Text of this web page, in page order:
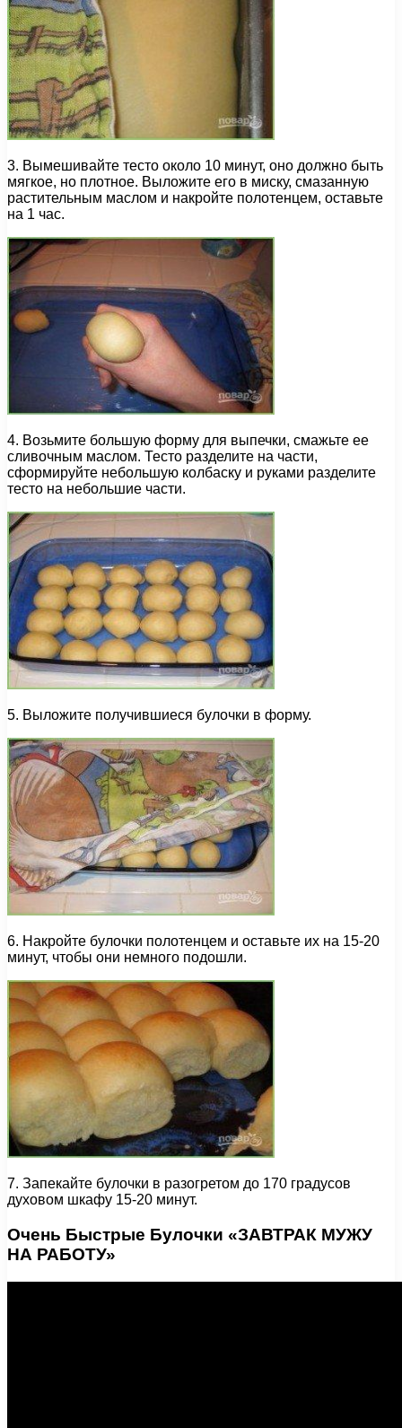
3. Вымешивайте тесто около 10 минут, оно должно быть
мягкое, но плотное. Выложите его в миску, смазанную
растительным маслом и накройте полотенцем, оставьте
на 1 час.
4. Возьмите большую форму для выпечки, смажьте ее
сливочным маслом. Тесто разделите на части,
сформируйте небольшую колбаску и руками разделите
тесто на небольшие части.
5. Выложите получившиеся булочки в форму.
6. Накройте булочки полотенцем и оставьте их на 15-20
минут, чтобы они немного подошли.
7. Запекайте булочки в разогретом до 170 градусов
духовом шкафу 15-20 минут.
Очень Быстрые Булочки «ЗАВТРАК МУЖУ
НА РАБОТУ»